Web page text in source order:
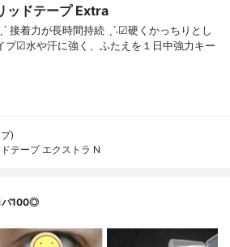
ッドテープ Extra
接着力が長時間持続 ˎˊ˗☑︎硬くかっちりとし
プ☑︎水や汗に強く、ふたえを１日中強力キー
)
テープ エクストラ N
バ100◎